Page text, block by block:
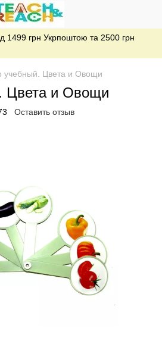
1499 грн Укрпоштою та 2500 грн
учебный. Цвета и Овощи
Цвета и Овощи
Оставить отзыв